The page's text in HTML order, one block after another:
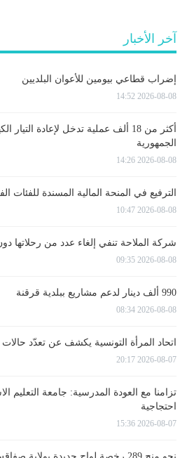
آخر الأخبار
إضراب قطاعي بيومين للأعوان البلديين
2026-08-08 14:52
أكثر من 18 ألف عملية تدخل لإعادة
الجمهورية
2026-08-08 14:26
الترفيع في المنحة المالية المسندة للفئات
2026-08-08 10:47
شركة الملاحة تنفي إلغاء عدد من رحلاتها
2026-08-08 09:35
990 ألف دينار لدعم مشاريع ببلدية قرقنة
2026-08-08 08:34
اتحاد المرأة التونسية يكشف عن تعدّد
2026-08-07 20:17
تزامنا مع العودة المدرسية: جامعة التعليم
احتجاجية
2026-08-07 15:36